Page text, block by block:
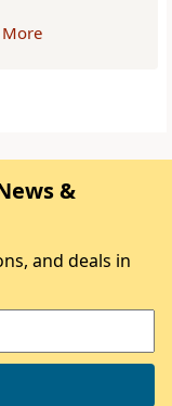
&
and deals in